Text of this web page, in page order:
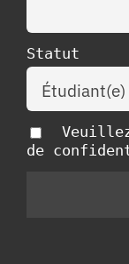
Statut
de